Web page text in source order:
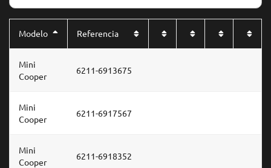
Modelo Referencia
Mini
Cooper
6211-6913675
Mini
Cooper
6211-6917567
Mini
Cooper
6211-6918352